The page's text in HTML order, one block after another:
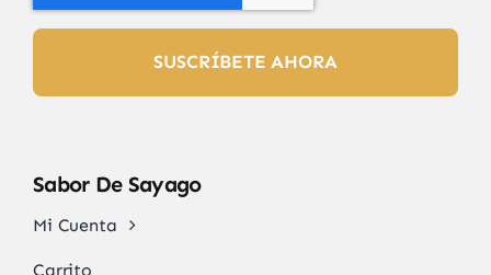
SUSCRÍBETE AHORA
Sabor De Sayago
Mi Cuenta
Carrito